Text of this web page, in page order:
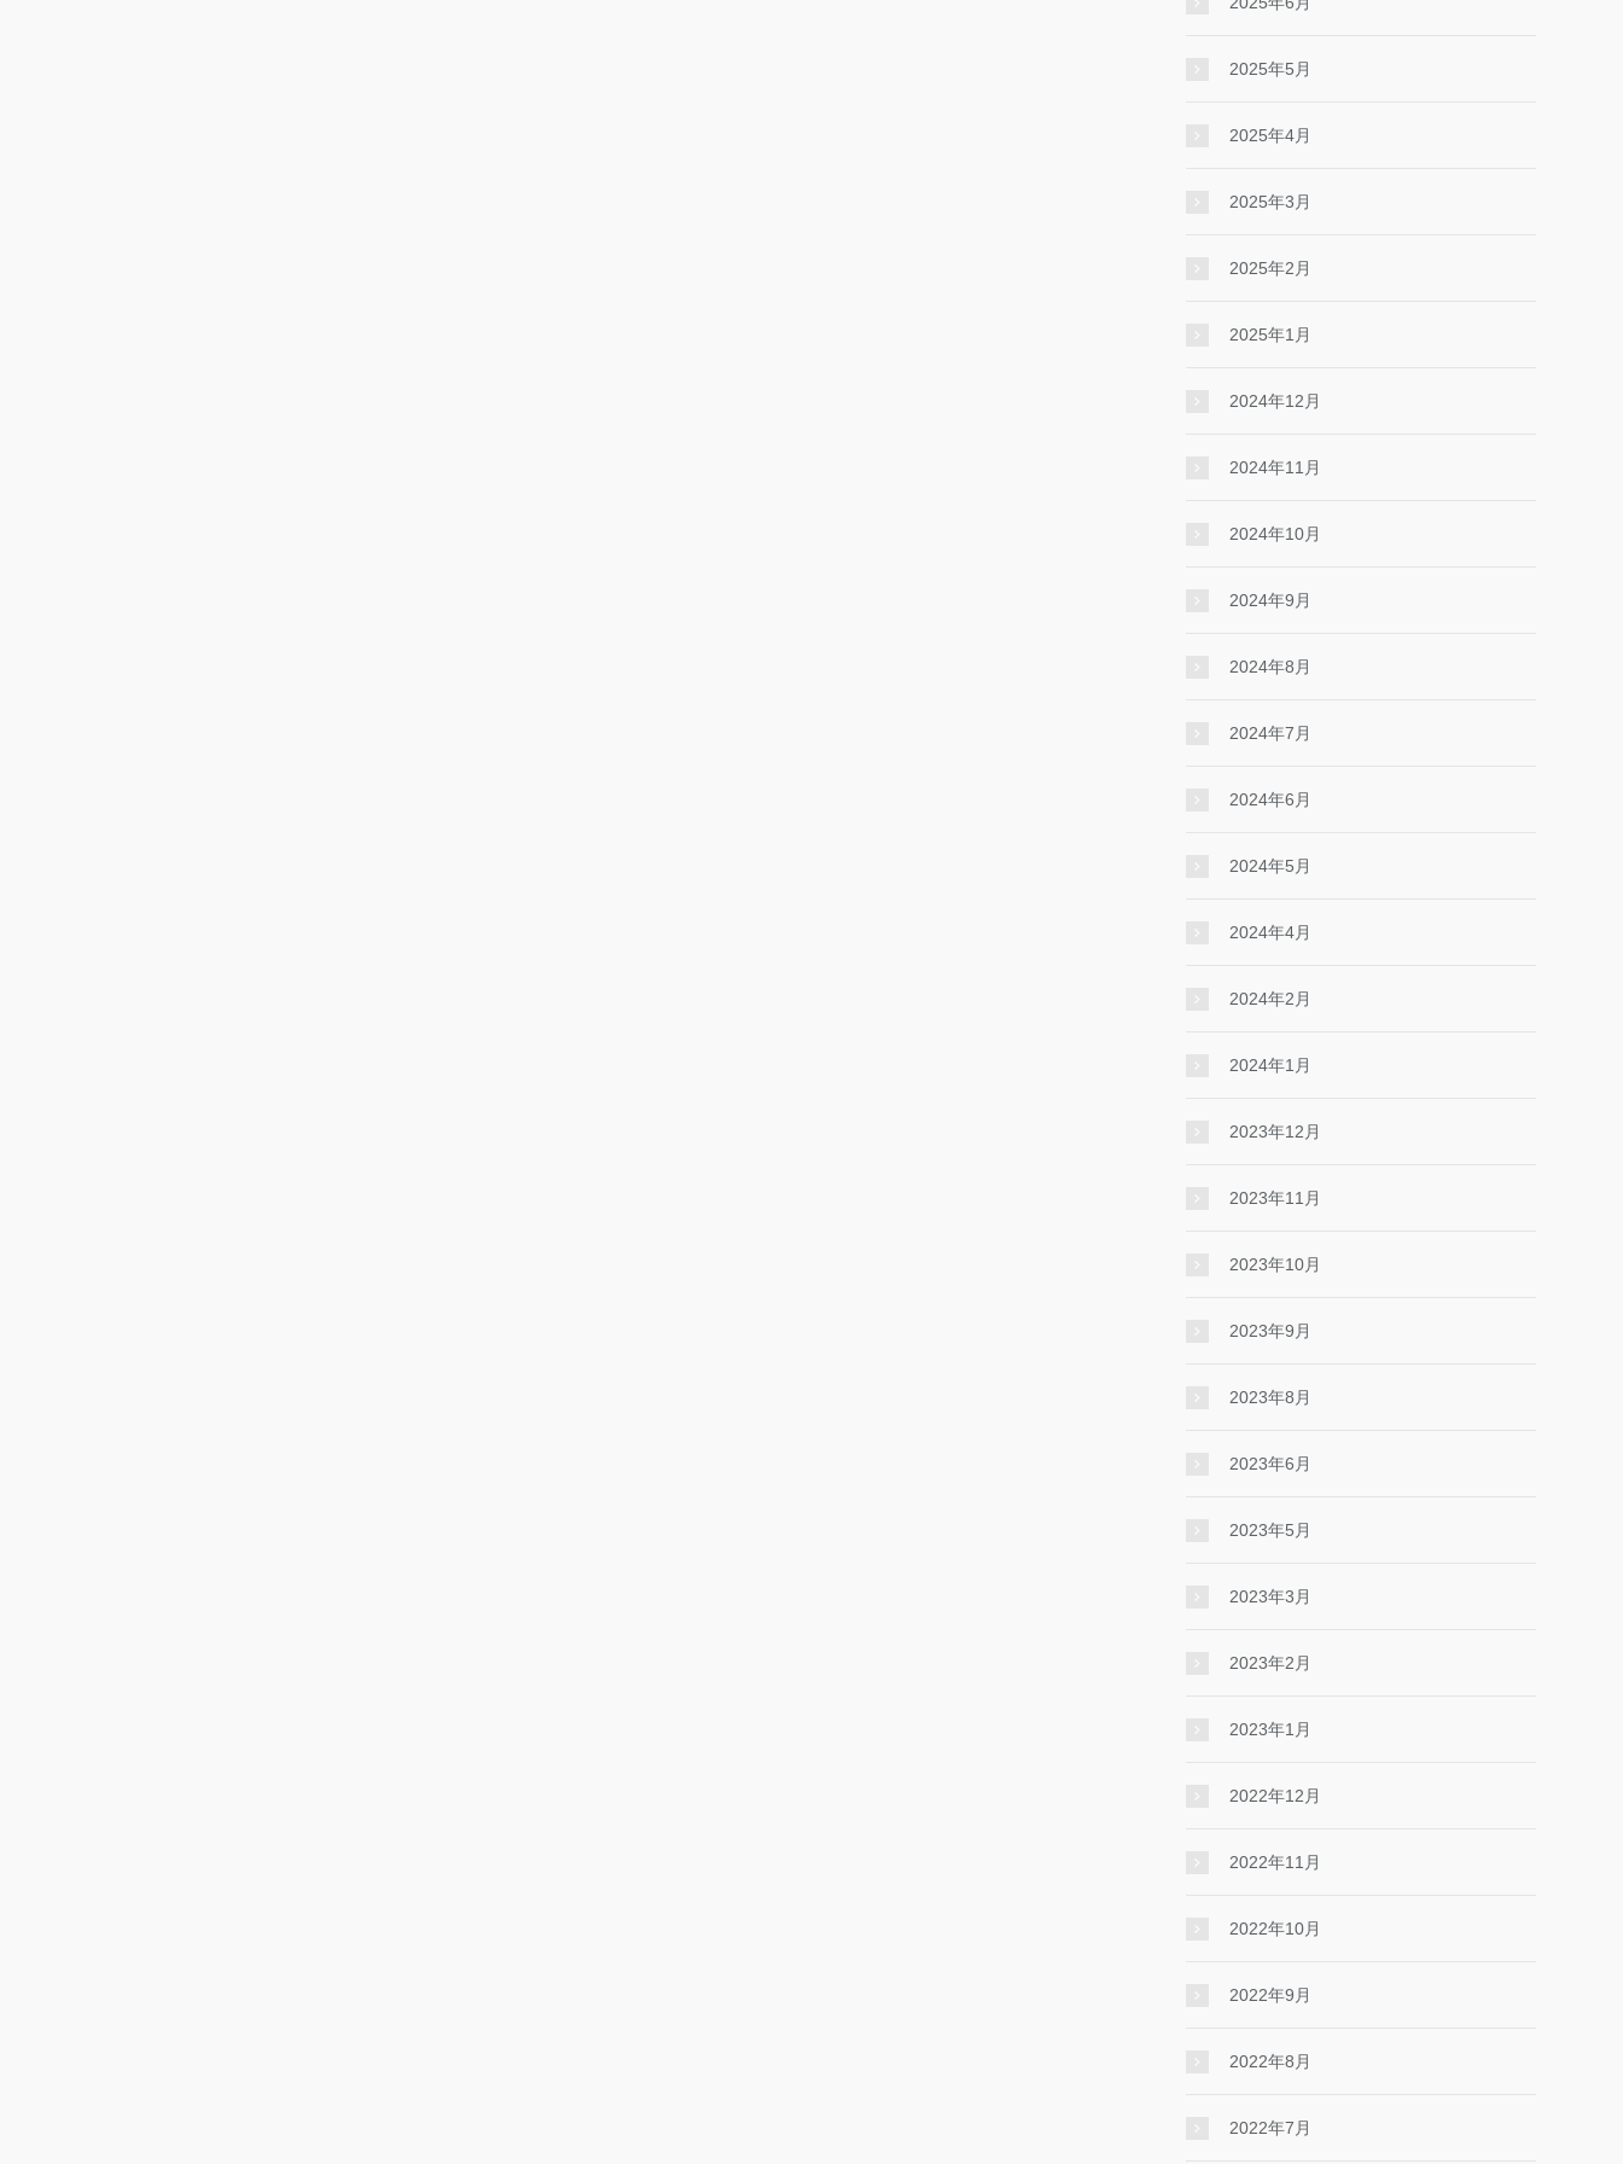
2025年5月
2025年4月
2025年3月
2025年2月
2025年1月
2024年12月
2024年11月
2024年10月
2024年9月
2024年8月
2024年7月
2024年6月
2024年5月
2024年4月
2024年2月
2024年1月
2023年12月
2023年11月
2023年10月
2023年9月
2023年8月
2023年6月
2023年5月
2023年3月
2023年2月
2023年1月
2022年12月
2022年11月
2022年10月
2022年9月
2022年8月
2022年7月